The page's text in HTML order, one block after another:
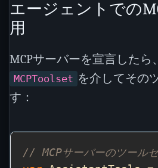
エージェントでの
用
MCPサーバーを宣言したら
MCPToolset を介してその
す：
// MCPサーバーのツール